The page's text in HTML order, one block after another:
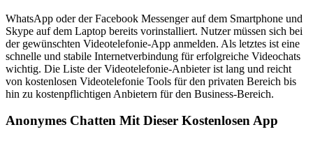
WhatsApp oder der Facebook Messenger auf dem Smartphone und
Skype auf dem Laptop bereits vorinstalliert. Nutzer müssen sich bei
der gewünschten Videotelefonie-App anmelden. Als letztes ist eine
schnelle und stabile Internetverbindung für erfolgreiche Videochats
wichtig. Die Liste der Videotelefonie-Anbieter ist lang und reicht
von kostenlosen Videotelefonie Tools für den privaten Bereich bis
hin zu kostenpflichtigen Anbietern für den Business-Bereich.
Anonymes Chatten Mit Dieser Kostenlosen App